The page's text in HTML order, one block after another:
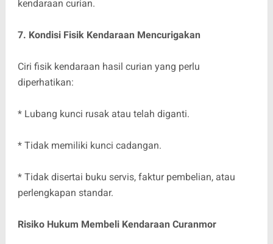
kendaraan curian.
7. Kondisi Fisik Kendaraan Mencurigakan
Ciri fisik kendaraan hasil curian yang perlu
diperhatikan:
* Lubang kunci rusak atau telah diganti.
* Tidak memiliki kunci cadangan.
* Tidak disertai buku servis, faktur pembelian, atau
perlengkapan standar.
Risiko Hukum Membeli Kendaraan Curanmor